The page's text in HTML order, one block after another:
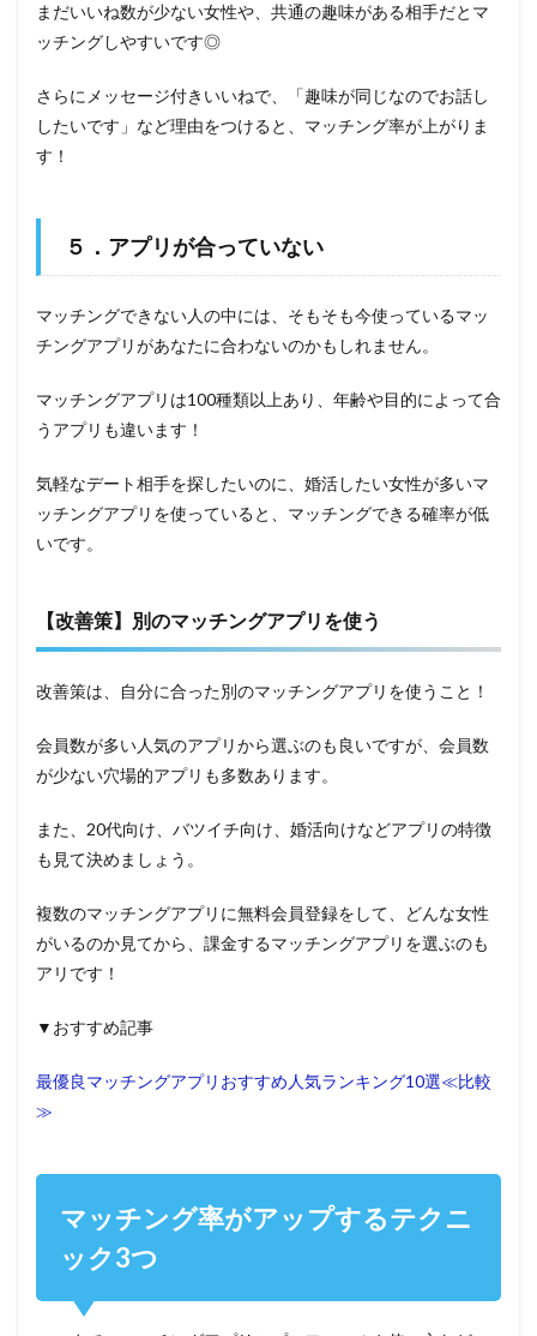
まだいいね数が少ない女性や、共通の趣味がある相手だとマ
ッチングしやすいです◎
さらにメッセージ付きいいねで、「趣味が同じなのでお話し
したいです」など理由をつけると、マッチング率が上がりま
す！
５．アプリが合っていない
マッチングできない人の中には、そもそも今使っているマッ
チングアプリがあなたに合わないのかもしれません。
マッチングアプリは100種類以上あり、年齢や目的によって合
うアプリも違います！
気軽なデート相手を探したいのに、婚活したい女性が多いマ
ッチングアプリを使っていると、マッチングできる確率が低
いです。
【改善策】別のマッチングアプリを使う
改善策は、自分に合った別のマッチングアプリを使うこと！
会員数が多い人気のアプリから選ぶのも良いですが、会員数
が少ない穴場的アプリも多数あります。
また、20代向け、バツイチ向け、婚活向けなどアプリの特徴
も見て決めましょう。
複数のマッチングアプリに無料会員登録をして、どんな女性
がいるのか見てから、課金するマッチングアプリを選ぶのも
アリです！
▼おすすめ記事
最優良マッチングアプリおすすめ人気ランキング10選≪比較
≫
マッチング率がアップするテクニ
ック3つ